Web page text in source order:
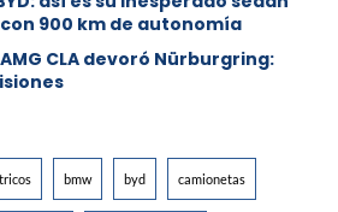
900 km de autonomía
CLA devoró Nürburgring:
bmw byd camionetas